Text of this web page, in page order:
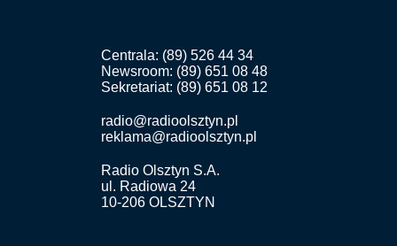
Centrala: (89) 526 44 34
Newsroom: (89) 651 08 48
Sekretariat: (89) 651 08 12
radio@radioolsztyn.pl
reklama@radioolsztyn.pl
Radio Olsztyn S.A.
ul. Radiowa 24
10-206 OLSZTYN